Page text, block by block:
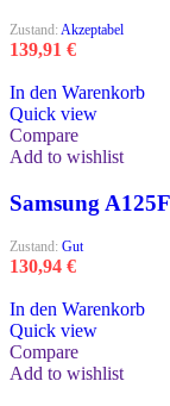
Zustand: Akzeptabel
139,91 €
In den Warenkorb
Quick view
Compare
Add to wishlist
Samsung
Zustand: Gut
130,94 €
In den Warenkorb
Quick view
Compare
Add to wishlist